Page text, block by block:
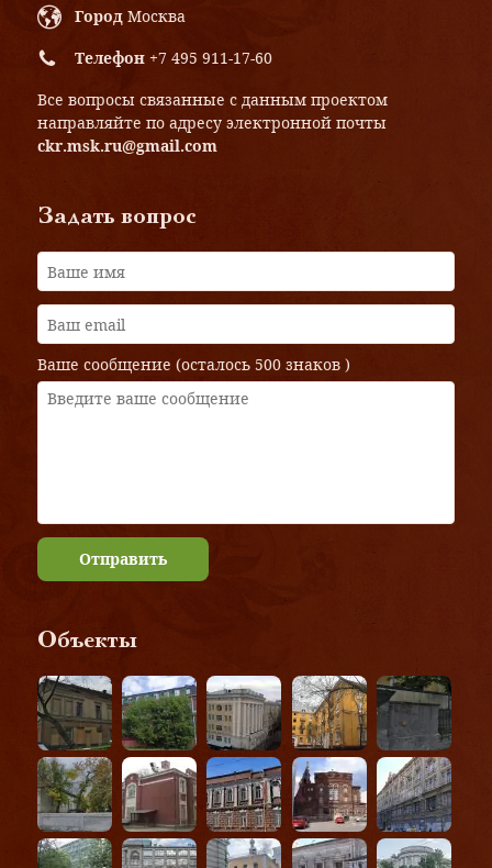
Город Москва
Телефон +7 495 911-17-60
Все вопросы связанные с данным проектом
направляйте по адресу электронной почты
ckr.msk.ru@gmail.com
Задать вопрос
Ваше сообщение (осталось 500 знаков )
Отправить
Объекты